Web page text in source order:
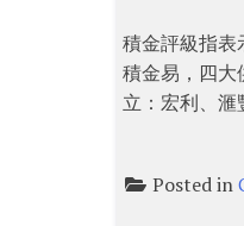
積金評級指表
積金易，四大
立：宏利、滙
Posted in